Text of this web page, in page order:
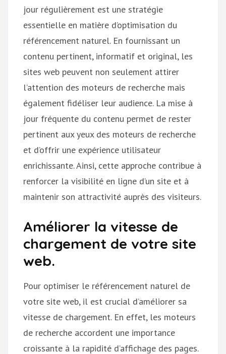
jour régulièrement est une stratégie
essentielle en matière d’optimisation du
référencement naturel. En fournissant un
contenu pertinent, informatif et original, les
sites web peuvent non seulement attirer
l’attention des moteurs de recherche mais
également fidéliser leur audience. La mise à
jour fréquente du contenu permet de rester
pertinent aux yeux des moteurs de recherche
et d’offrir une expérience utilisateur
enrichissante. Ainsi, cette approche contribue à
renforcer la visibilité en ligne d’un site et à
maintenir son attractivité auprès des visiteurs.
Améliorer la vitesse de
chargement de votre site
web.
Pour optimiser le référencement naturel de
votre site web, il est crucial d’améliorer sa
vitesse de chargement. En effet, les moteurs
de recherche accordent une importance
croissante à la rapidité d’affichage des pages.